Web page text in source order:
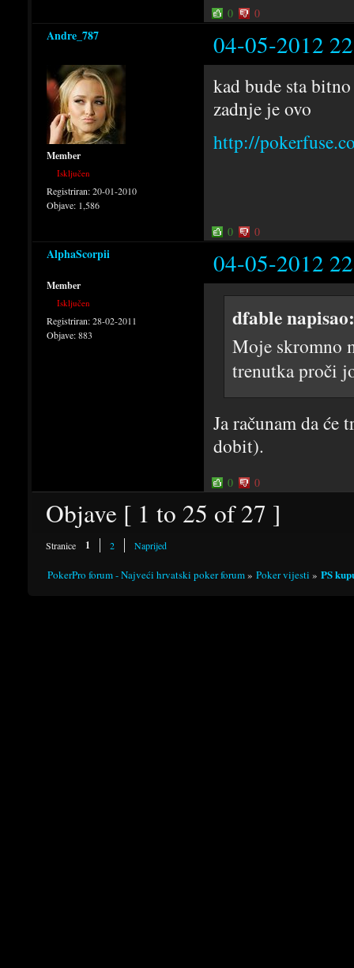
0 0
Andre_787 04-05-2012
Member
Isključen
Registriran:20-01-2010
Objave: 1,586
kad bude sta
zadnje je ovo
http://
0 0
AlphaScorpii 04-05-2012
Member
Isključen
Registriran:28-02-2011
Objave:883
dfable napisao:
Moje skromno
trenutka proči
Ja računam da će
dobit).
0 0
Objave [ 1 to 25 of 27 ]
Stranice 1 2 Naprijed
PokerPro forum - Najveći hrvatski poker forum» Poker vijesti » PS